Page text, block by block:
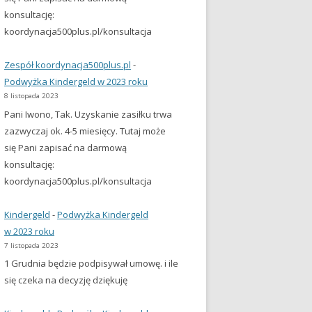
konsultację:
koordynacja500plus.pl/konsultacja
Zespół koordynacja500plus.pl -
Podwyżka Kindergeld w 2023 roku
8 listopada 2023
Pani Iwono, Tak. Uzyskanie zasiłku trwa
zazwyczaj ok. 4-5 miesięcy. Tutaj może
się Pani zapisać na darmową
konsultację:
koordynacja500plus.pl/konsultacja
Kindergeld -Podwyżka Kindergeld
w 2023 roku
7 listopada 2023
1 Grudnia będzie podpisywał umowę. i ile
się czeka na decyzję dziękuję